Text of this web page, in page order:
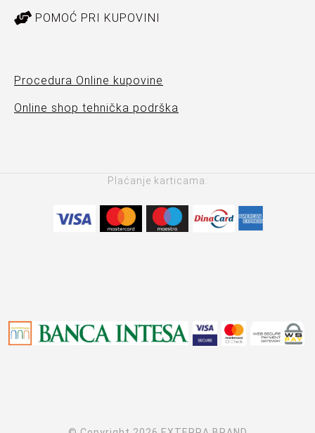
POMOĆ PRI KUPOVINI
Procedura Online kupovine
Online shop tehnička podrška
Plaćanje karticama: